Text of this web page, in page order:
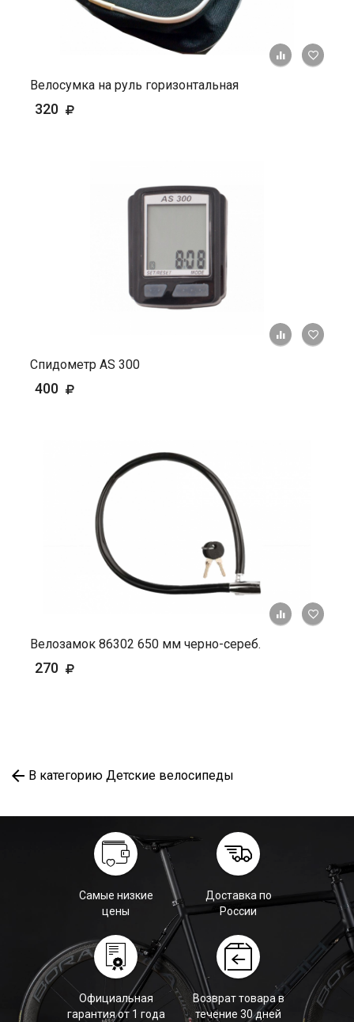
+ К
Велосумка на руль горизонтальная
320
+ К
Спидометр AS 300
400
+ К
Велозамок 86302 650 мм черно-сереб.
270
В категорию Детские велосипеды
Самые низкие
цены
Доставка по
России
Официальная
гарантия от 1 года
Возврат товара в
течение 30 дней